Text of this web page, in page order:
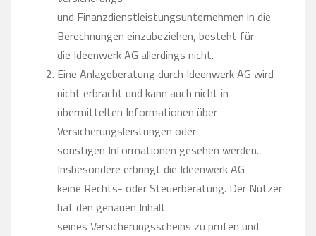
und Finanzdienstleistungsunternehmen in die
Berechnungen einzubeziehen, besteht für
die Ideenwerk AG allerdings nicht.
Eine Anlageberatung durch Ideenwerk AG wird
nicht erbracht und kann auch nicht in
übermittelten Informationen über
Versicherungsleistungen oder
sonstigen Informationen gesehen werden.
Insbesondere erbringt die Ideenwerk AG
keine Rechts- oder Steuerberatung. Der Nutzer
hat den genauen Inhalt
seines Versicherungsscheins zu prüfen und